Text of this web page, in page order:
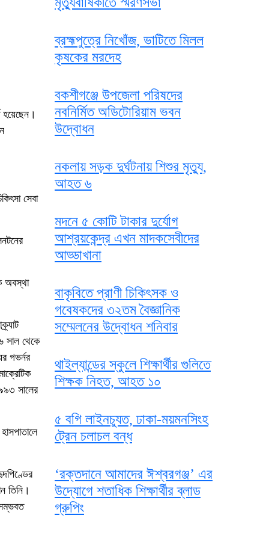
হয়েছেন।
সেবা
অবস্থা
সাল থেকে
গভর্নর
সালের
তিনি।
সম্ভবত
ব্রহ্মপুত্রে নিখোঁজ, ভাটিতে মিলল
কৃষকের মরদেহ
বকশীগঞ্জে উপজেলা পরিষদের
নবনির্মিত অডিটোরিয়াম ভবন
উদ্বোধন
নকলায় সড়ক দুর্ঘটনায় শিশুর মৃত্যু,
আহত ৬
মদনে ৫ কোটি টাকার দুর্যোগ
আশ্রয়কেন্দ্র এখন মাদকসেবীদের
আড্ডাখানা
বাকৃবিতে প্রাণী চিকিৎসক ও
গবেষকদের ৩২তম বৈজ্ঞানিক
সম্মেলনের উদ্বোধন শনিবার
থাইল্যান্ডের স্কুলে শিক্ষার্থীর গুলিতে
শিক্ষক নিহত, আহত ১০
৫ বগি লাইনচ্যুত, ঢাকা-ময়মনসিংহ
ট্রেন চলাচল বন্ধ
‘রক্তদানে আমাদের ঈশ্বরগঞ্জ’ এর
উদ্যোগে শতাধিক শিক্ষার্থীর ব্লাড
গ্রুপিং